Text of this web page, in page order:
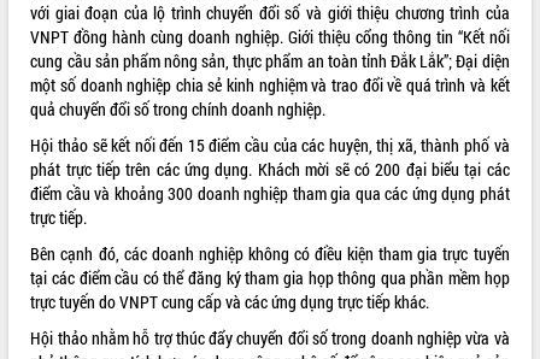
VIDEO
Không có file video nào để phát.
ALBUM ẢNH
với giai đoạn của lộ trình chuyển đổi số và giới thiệu chương trình của
VNPT đồng hành cùng doanh nghiệp. Giới thiệu cổng thông tin “Kết nối
cung cầu sản phẩm nông sản, thực phẩm an toàn tỉnh Đắk Lắk”; Đại diện
một số doanh nghiệp chia sẻ kinh nghiệm và trao đổi về quá trình và kết
quả chuyển đổi số trong chính doanh nghiệp.
Hội thảo sẽ kết nối đến 15 điểm cầu của các huyện, thị xã, thành phố và
phát trực tiếp trên các ứng dụng. Khách mời sẽ có 200 đại biểu tại các
điểm cầu và khoảng 300 doanh nghiệp tham gia qua các ứng dụng phát
trực tiếp.
Bên cạnh đó, các doanh nghiệp không có điều kiện tham gia trực tuyến
tại các điểm cầu có thể đăng ký tham gia họp thông qua phần mềm họp
trực tuyến do VNPT cung cấp và các ứng dụng trực tiếp khác.
Hội thảo nhằm hỗ trợ thúc đẩy chuyển đổi số trong doanh nghiệp vừa và